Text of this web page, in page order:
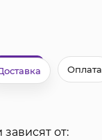
Оплата
от: